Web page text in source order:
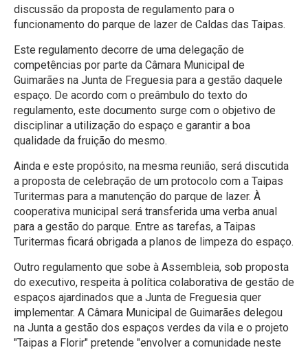
discussão da proposta de regulamento para o
funcionamento do parque de lazer de Caldas das Taipas.
Este regulamento decorre de uma delegação de
competências por parte da Câmara Municipal de
Guimarães na Junta de Freguesia para a gestão daquele
espaço. De acordo com o preâmbulo do texto do
regulamento, este documento surge com o objetivo de
disciplinar a utilização do espaço e garantir a boa
qualidade da fruição do mesmo.
Ainda e este propósito, na mesma reunião, será discutida
a proposta de celebração de um protocolo com a Taipas
Turitermas para a manutenção do parque de lazer. À
cooperativa municipal será transferida uma verba anual
para a gestão do parque. Entre as tarefas, a Taipas
Turitermas ficará obrigada a planos de limpeza do espaço.
Outro regulamento que sobe à Assembleia, sob proposta
do executivo, respeita à política colaborativa de gestão de
espaços ajardinados que a Junta de Freguesia quer
implementar. A Câmara Municipal de Guimarães delegou
na Junta a gestão dos espaços verdes da vila e o projeto
"Taipas a Florir" pretende "envolver a comunidade neste